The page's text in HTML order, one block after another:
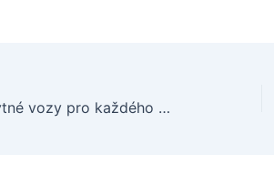
Karavany a obytné vozy pro každého motoristu